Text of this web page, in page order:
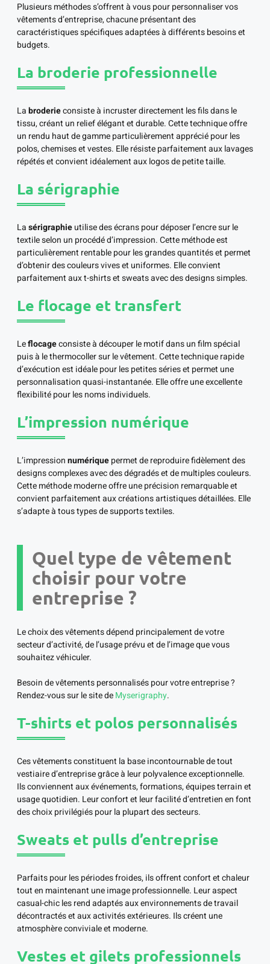
Plusieurs méthodes s’offrent à vous pour personnaliser vos
vêtements d’entreprise, chacune présentant des
caractéristiques spécifiques adaptées à différents besoins et
budgets.
La broderie professionnelle
Labroderieconsiste à incruster directement les fils dans le
tissu, créant un relief élégant et durable. Cette technique offre
un rendu haut de gamme particulièrement apprécié pour les
polos, chemises et vestes. Elle résiste parfaitement aux lavages
répétés et convient idéalement aux logos de petite taille.
La sérigraphie
Lasérigraphieutilise des écrans pour déposer l’encre sur le
textile selon un procédé d’impression. Cette méthode est
particulièrement rentable pour les grandes quantités et permet
d’obtenir des couleurs vives et uniformes. Elle convient
parfaitement aux t-shirts et sweats avec des designs simples.
Le flocage et transfert
Leflocageconsiste à découper le motif dans un film spécial
puis à le thermocoller sur le vêtement. Cette technique rapide
d’exécution est idéale pour les petites séries et permet une
personnalisation quasi-instantanée. Elle offre une excellente
flexibilité pour les noms individuels.
L’impression numérique
L’impressionnumériquepermet de reproduire fidèlement des
designs complexes avec des dégradés et de multiples couleurs.
Cette méthode moderne offre une précision remarquable et
convient parfaitement aux créations artistiques détaillées. Elle
s’adapte à tous types de supports textiles.
Quel type de vêtement
choisir pour votre
entreprise ?
Le choix des vêtements dépend principalement de votre
secteur d’activité, de l’usage prévu et de l’image que vous
souhaitez véhiculer.
Besoin de vêtements personnalisés pour votre entreprise ?
Rendez-vous sur le site deMyserigraphy.
T-shirts et polos personnalisés
Ces vêtements constituent la base incontournable de tout
vestiaire d’entreprise grâce à leur polyvalence exceptionnelle.
Ils conviennent aux événements, formations, équipes terrain et
usage quotidien. Leur confort et leur facilité d’entretien en font
des choix privilégiés pour la plupart des secteurs.
Sweats et pulls d’entreprise
Parfaits pour les périodes froides, ils offrent confort et chaleur
tout en maintenant une image professionnelle. Leur aspect
casual-chic les rend adaptés aux environnements de travail
décontractés et aux activités extérieures. Ils créent une
atmosphère conviviale et moderne.
Vestes et gilets professionnels